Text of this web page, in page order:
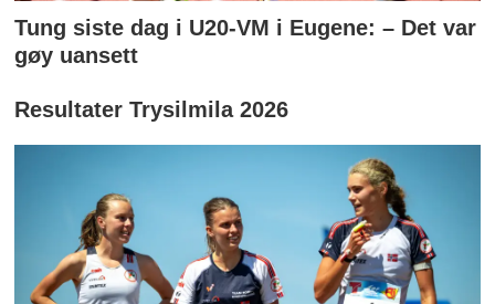
Tung siste dag i U20-VM i Eugene: – Det var
gøy uansett
Resultater Trysilmila 2026